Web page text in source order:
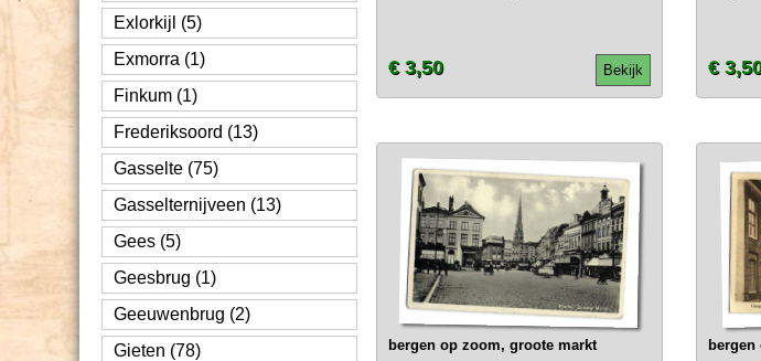
Exlorkijl (5)
Exmorra (1)
Finkum (1)
Frederiksoord (13)
Gasselte (75)
Gasselternijveen (13)
Gees (5)
Geesbrug (1)
Geeuwenbrug (2)
Gieten (78)
Bekijk
€ 3,50 €
bergen op zoom, groote markt